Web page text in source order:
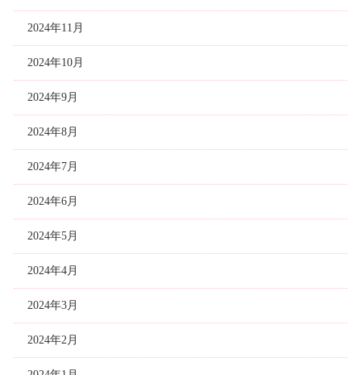
2024年11月
2024年10月
2024年9月
2024年8月
2024年7月
2024年6月
2024年5月
2024年4月
2024年3月
2024年2月